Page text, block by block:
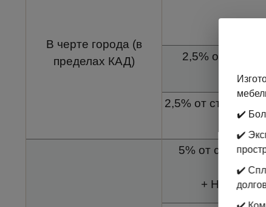
В черте города (в
пределах КАД)
2,5% от
2,5% от
5% от
+ Наценка
✔️
✔️
✔️